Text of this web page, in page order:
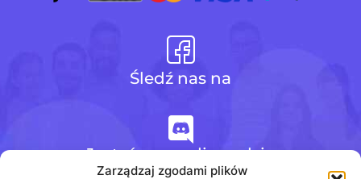
Zarządzaj zgodami plików
Śledź nas na
Jesteśmy na discordzie